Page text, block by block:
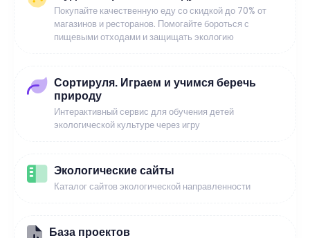
Покупайте качественную еду со скидкой до 70% от
магазинов и ресторанов. Помогайте бороться с
пищевыми отходами и защищать экологию
Сортируля. Играем и учимся беречь
природу
Интерактивный сервис для обучения детей
экологической культуре через игру
Экологические сайты
Каталог сайтов экологической направленности
База проектов